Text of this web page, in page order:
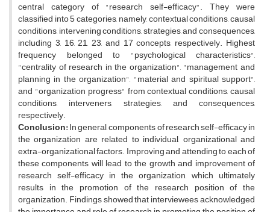
central category of "research self-efficacy". They were
classified into 5 categories, namely, contextual conditions, causal
conditions, intervening conditions, strategies, and consequences,
including 3, 16, 21, 23, and 17 concepts, respectively. Highest
frequency belonged to "psychological characteristics",
"centrality of research in the organization", "management and
planning in the organization", "material and spiritual support",
and "organization progress" from contextual conditions, causal
conditions, interveners, strategies, and consequences,
respectively.
Conclusion:In general, components of research self-efficacy in
the organization are related to individual, organizational and
extra-organizational factors. Improving and attending to each of
these components will lead to the growth and improvement of
research self-efficacy in the organization, which ultimately
results in the promotion of the research position of the
organization. Findings showed that interviewees acknowledged